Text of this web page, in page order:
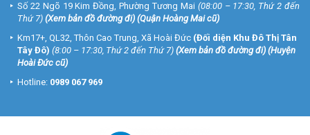
Số 22 Ngõ 19 Kim Đồng, Phường Tương Mai (08:00 – 17:30, Thứ 2 đến
Thứ 7) (Xem bản đồ đường đi) (Quận Hoàng Mai cũ)
Km17+, QL32, Thôn Cao Trung, Xã Hoài Đức (Đối diện Khu Đô Thị Tân
Tây Đô) (8:00 – 17:30, Thứ 2 đến Thứ 7) (Xem bản đồ đường đi) (Huyện
Hoài Đức cũ)
Hotline: 0989 067 969